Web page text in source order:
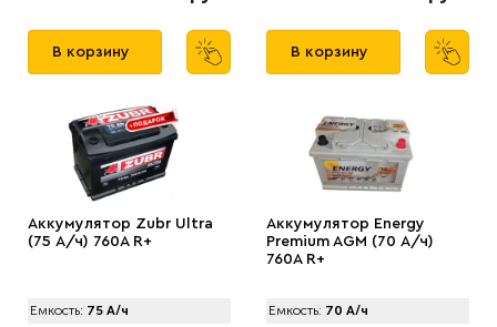
В корзину В корзину
Аккумулятор Zubr Ultra
(75 А/ч) 760А R+
Емкость: 75 А/ч
Аккумулятор Energy
Premium AGM (70 А/ч)
760A R+
Емкость: 70 А/ч